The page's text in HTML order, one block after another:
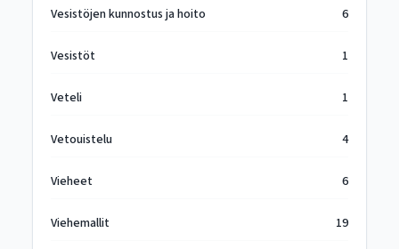
Vesistöjen kunnostus ja hoito 6
Vesistöt 1
Veteli 1
Vetouistelu 4
Vieheet 6
Viehemallit 19